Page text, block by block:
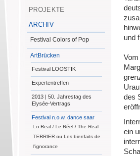
PROJEKTE
ARCHIV
Festival Colors of Pop
ArtBrücken
Festival LOOSTIK
Expertentreffen
2013 | 50. Jahrestag des
Elysée-Vertrags
Festival n.o.w. dance saar
Lo Real / Le Réel / The Real
TERRIER ou Les bienfaits de
l'ignorance
und
Vom
des
ein